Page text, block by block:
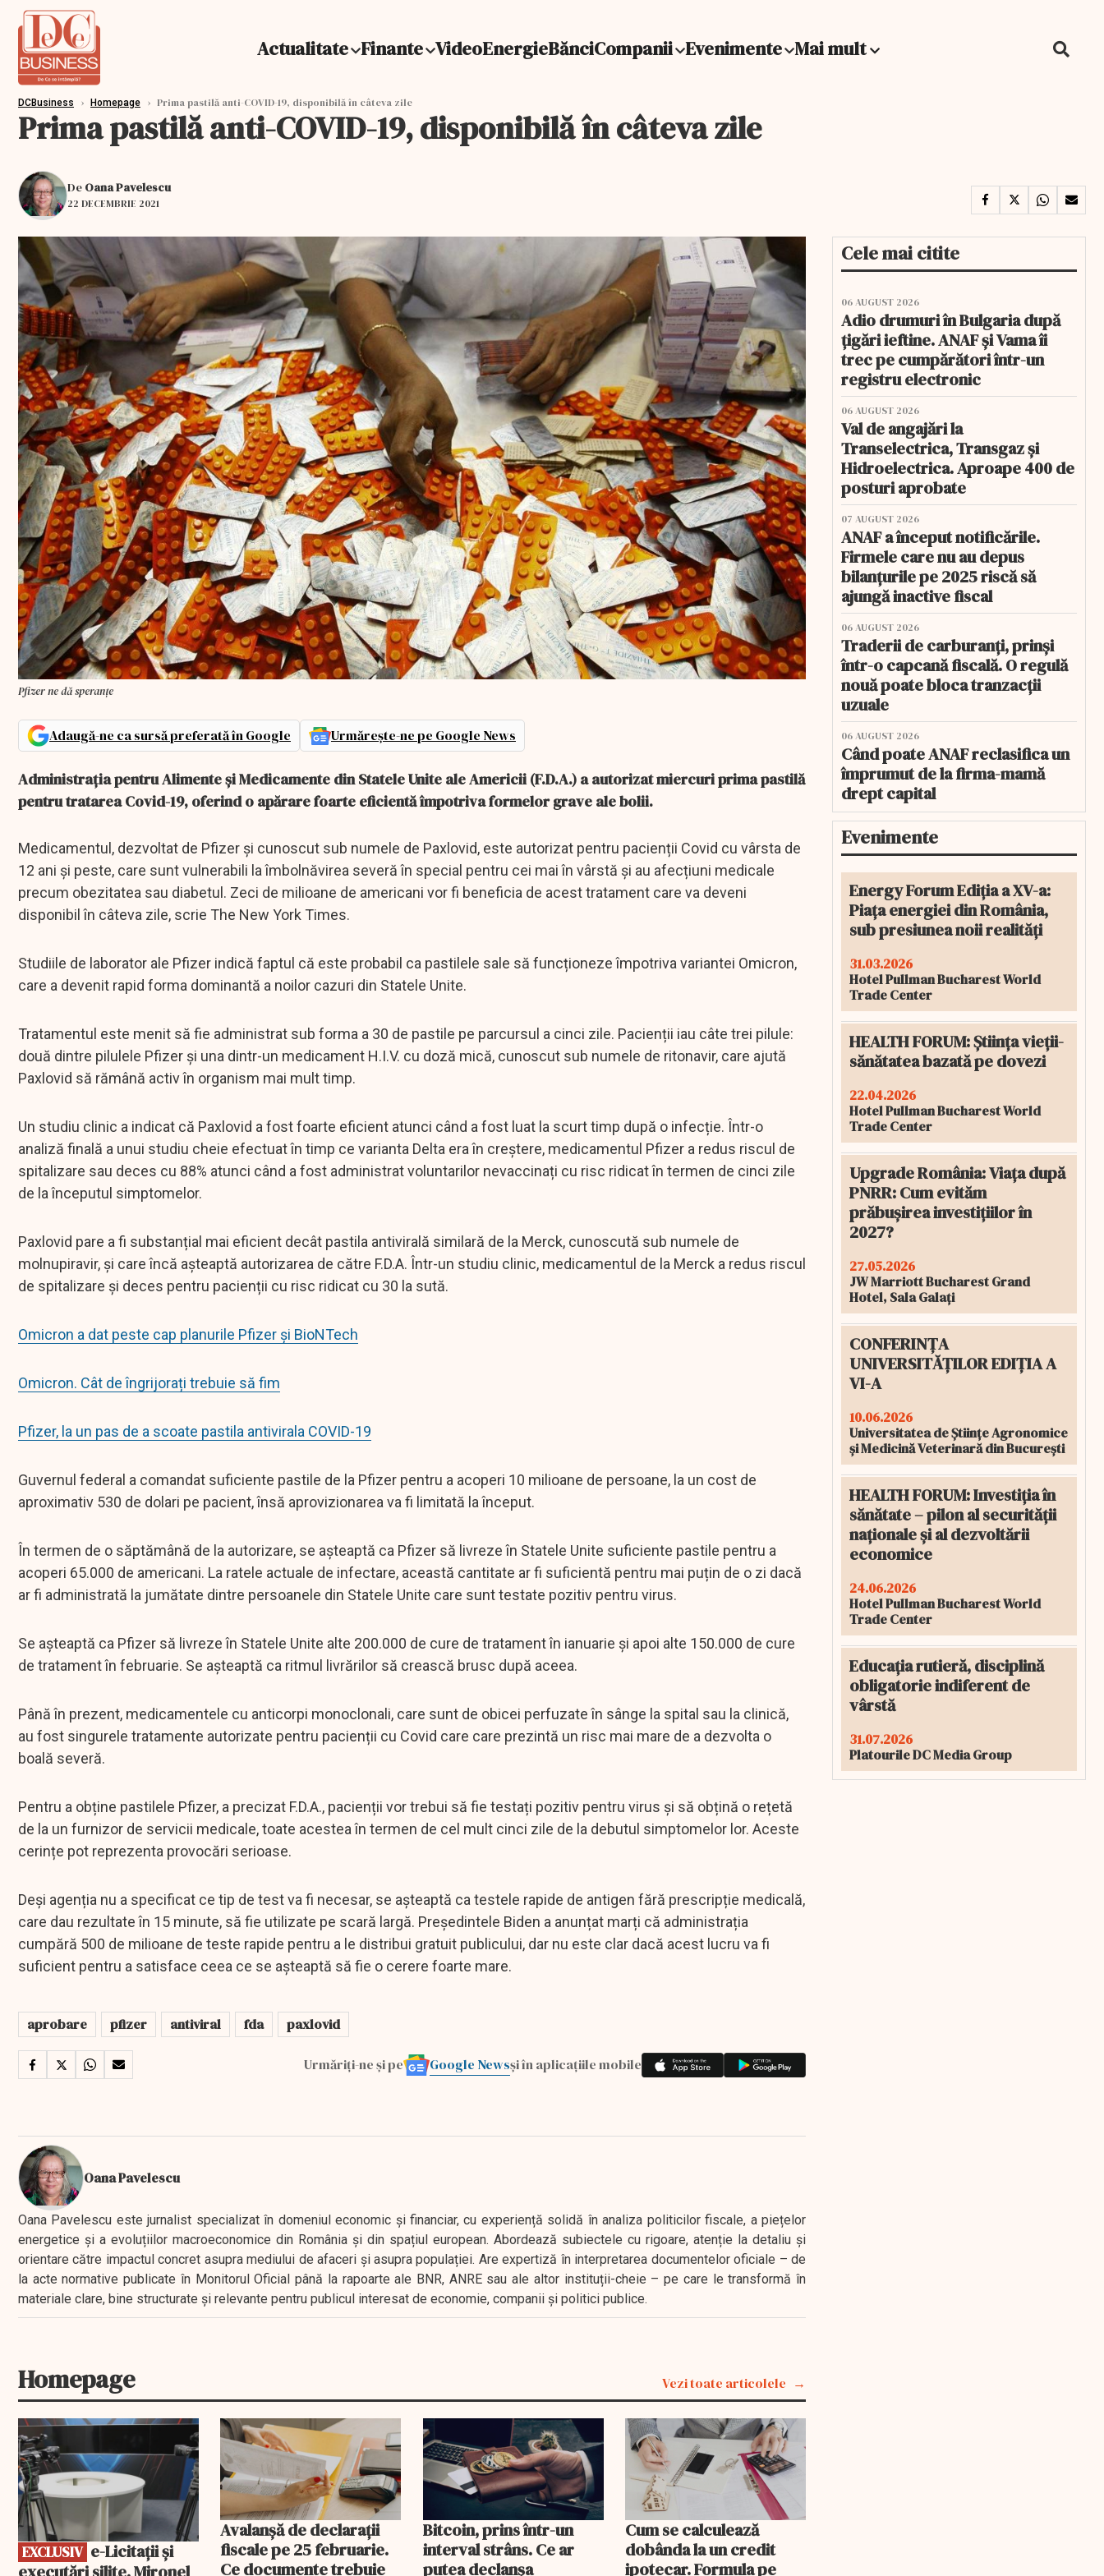
Actualitate Finante VideoEnergieBănciCompanii Evenimente Mai mult
DCBusiness › Homepage › Prima pastilă anti-COVID-19, disponibilă în câteva zile
Prima pastilă anti-COVID-19, disponibilă în câteva zile
De Oana Pavelescu
22 DECEMBRIE 2021
Pfizer ne dă speranțe
Adaugă-ne ca sursă preferată în Google Urmărește-ne pe Google News
Administrația pentru Alimente și Medicamente din Statele Unite ale Americii (F.D.A.) a autorizat miercuri prima pastilă
pentru tratarea Covid-19, oferind o apărare foarte eficientă împotriva formelor grave ale bolii.
Medicamentul, dezvoltat de Pfizer și cunoscut sub numele de Paxlovid, este autorizat pentru pacienții Covid cu vârsta de
12 ani și peste, care sunt vulnerabili la îmbolnăvirea severă în special pentru cei mai în vârstă și au afecțiuni medicale
precum obezitatea sau diabetul. Zeci de milioane de americani vor fi beneficia de acest tratament care va deveni
disponibil în câteva zile, scrie The New York Times.
Studiile de laborator ale Pfizer indică faptul că este probabil ca pastilele sale să funcționeze împotriva variantei Omicron,
care a devenit rapid forma dominantă a noilor cazuri din Statele Unite.
Tratamentul este menit să fie administrat sub forma a 30 de pastile pe parcursul a cinci zile. Pacienții iau câte trei pilule:
două dintre pilulele Pfizer și una dintr-un medicament H.I.V. cu doză mică, cunoscut sub numele de ritonavir, care ajută
Paxlovid să rămână activ în organism mai mult timp.
Un studiu clinic a indicat că Paxlovid a fost foarte eficient atunci când a fost luat la scurt timp după o infecție. Într-o
analiză finală a unui studiu cheie efectuat în timp ce varianta Delta era în creștere, medicamentul Pfizer a redus riscul de
spitalizare sau deces cu 88% atunci când a fost administrat voluntarilor nevaccinați cu risc ridicat în termen de cinci zile
de la începutul simptomelor.
Paxlovid pare a fi substanțial mai eficient decât pastila antivirală similară de la Merck, cunoscută sub numele de
molnupiravir, și care încă așteaptă autorizarea de către F.D.A. Într-un studiu clinic, medicamentul de la Merck a redus riscul
de spitalizare și deces pentru pacienții cu risc ridicat cu 30 la sută.
Omicron a dat peste cap planurile Pfizer și BioNTech
Omicron. Cât de îngrijorați trebuie să fim
Pfizer, la un pas de a scoate pastila antivirala COVID-19
Guvernul federal a comandat suficiente pastile de la Pfizer pentru a acoperi 10 milioane de persoane, la un cost de
aproximativ 530 de dolari pe pacient, însă aprovizionarea va fi limitată la început.
În termen de o săptămână de la autorizare, se așteaptă ca Pfizer să livreze în Statele Unite suficiente pastile pentru a
acoperi 65.000 de americani. La ratele actuale de infectare, această cantitate ar fi suficientă pentru mai puțin de o zi dacă
ar fi administrată la jumătate dintre persoanele din Statele Unite care sunt testate pozitiv pentru virus.
Se așteaptă ca Pfizer să livreze în Statele Unite alte 200.000 de cure de tratament în ianuarie și apoi alte 150.000 de cure
de tratament în februarie. Se așteaptă ca ritmul livrărilor să crească brusc după aceea.
Până în prezent, medicamentele cu anticorpi monoclonali, care sunt de obicei perfuzate în sânge la spital sau la clinică,
au fost singurele tratamente autorizate pentru pacienții cu Covid care care prezintă un risc mai mare de a dezvolta o
boală severă.
Pentru a obține pastilele Pfizer, a precizat F.D.A., pacienții vor trebui să fie testați pozitiv pentru virus și să obțină o rețetă
de la un furnizor de servicii medicale, toate acestea în termen de cel mult cinci zile de la debutul simptomelor lor. Aceste
cerințe pot reprezenta provocări serioase.
Deși agenția nu a specificat ce tip de test va fi necesar, se așteaptă ca testele rapide de antigen fără prescripție medicală,
care dau rezultate în 15 minute, să fie utilizate pe scară largă. Președintele Biden a anunțat marți că administrația
cumpără 500 de milioane de teste rapide pentru a le distribui gratuit publicului, dar nu este clar dacă acest lucru va fi
suficient pentru a satisface ceea ce se așteaptă să fie o cerere foarte mare.
aprobare pfizer antiviral fda paxlovid
Urmăriți-ne și pe Google Newsși în aplicațiile mobile
Oana Pavelescu
Oana Pavelescu este jurnalist specializat în domeniul economic și financiar, cu experiență solidă în analiza politicilor fiscale, a piețelor
energetice și a evoluțiilor macroeconomice din România și din spațiul european. Abordează subiectele cu rigoare, atenție la detaliu și
orientare către impactul concret asupra mediului de afaceri și asupra populației. Are expertiză în interpretarea documentelor oficiale – de
la acte normative publicate în Monitorul Oficial până la rapoarte ale BNR, ANRE sau ale altor instituții-cheie – pe care le transformă în
materiale clare, bine structurate și relevante pentru publicul interesat de economie, companii și politici publice.
Homepage Vezi toate articolele
EXCLUSIV
EXCLUSIV
Avalanșă de declarații
fiscale pe 25 februarie.
Ce documente trebuie
Bitcoin, prins într-un
interval strâns. Ce ar
putea declanșa
Cum se calculează
dobânda la un credit
ipotecar. Formula pe
Cele mai citite
06 AUGUST 2026
Adio drumuri în Bulgaria după
țigări ieftine. ANAF și Vama îi
trec pe cumpărători într-un
registru electronic
06 AUGUST 2026
Val de angajări la
Transelectrica, Transgaz și
Hidroelectrica. Aproape 400 de
posturi aprobate
07 AUGUST 2026
ANAF a început notificările.
Firmele care nu au depus
bilanțurile pe 2025 riscă să
ajungă inactive fiscal
06 AUGUST 2026
Traderii de carburanți, prinși
într-o capcană fiscală. O regulă
nouă poate bloca tranzacții
uzuale
06 AUGUST 2026
Când poate ANAF reclasifica un
împrumut de la firma-mamă
drept capital
Evenimente
Energy Forum Ediția a XV-a:
Piața energiei din România,
sub presiunea noii realități
31.03.2026
Hotel Pullman Bucharest World
Trade Center
HEALTH FORUM: Știința vieții-
sănătatea bazată pe dovezi
22.04.2026
Hotel Pullman Bucharest World
Trade Center
Upgrade România: Viața după
PNRR: Cum evităm
prăbușirea investițiilor în
2027?
27.05.2026
JW Marriott Bucharest Grand
Hotel, Sala Galați
CONFERINȚA
UNIVERSITĂȚILOR EDIȚIA A
VI-A
10.06.2026
Universitatea de Științe Agronomice
și Medicină Veterinară din București
HEALTH FORUM: Investiția în
sănătate – pilon al securității
naționale și al dezvoltării
economice
24.06.2026
Hotel Pullman Bucharest World
Trade Center
Educația rutieră, disciplină
obligatorie indiferent de
vârstă
31.07.2026
Platourile DC Media Group